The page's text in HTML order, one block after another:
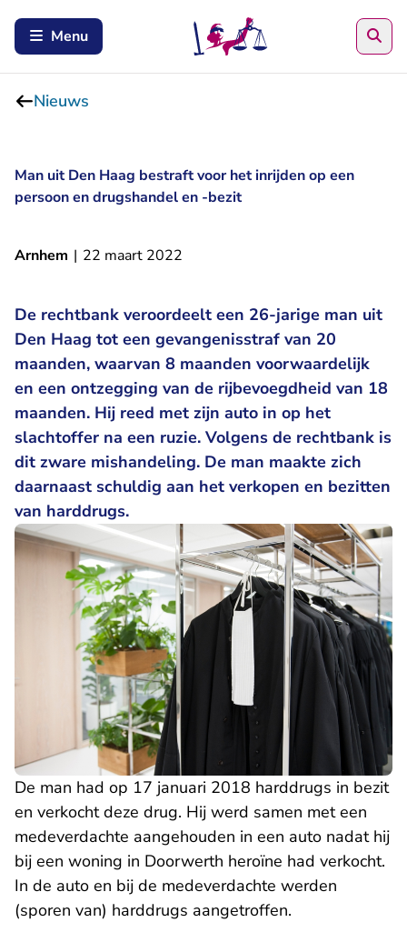
Menu
Nieuws
Man uit Den Haag bestraft voor het inrijden op een
persoon en drugshandel en -bezit
Arnhem | 22 maart 2022
De rechtbank veroordeelt een 26-jarige man uit
Den Haag tot een gevangenisstraf van 20
maanden, waarvan 8 maanden voorwaardelijk
en een ontzegging van de rijbevoegdheid van 18
maanden. Hij reed met zijn auto in op het
slachtoffer na een ruzie. Volgens de rechtbank is
dit zware mishandeling. De man maakte zich
daarnaast schuldig aan het verkopen en bezitten
van harddrugs.
De man had op 17 januari 2018 harddrugs in bezit
en verkocht deze drug. Hij werd samen met een
medeverdachte aangehouden in een auto nadat hij
bij een woning in Doorwerth heroïne had verkocht.
In de auto en bij de medeverdachte werden
(sporen van) harddrugs aangetroffen.